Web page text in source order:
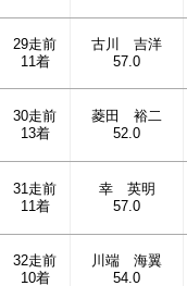
29走前
11着
古川 吉洋
57.0
30走前
13着
菱田 裕二
52.0
31走前
11着
幸 英明
57.0
32走前
10着
川端 海翼
54.0